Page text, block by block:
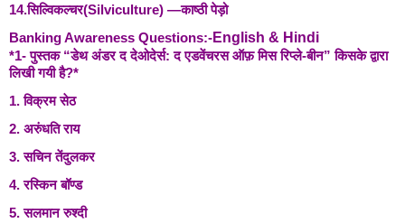
14.सिल्विकल्चर(Silviculture) —काष्ठी पेड़ो
Banking Awareness Questions:-English & Hindi
*1- पुस्तक “डेथ अंडर द देओदेर्स: द एडवेंचरस ऑफ़ मिस रिप्ले-बीन” किसके द्वारा
लिखी गयी है?*
1. विक्रम सेठ
2. अरुंधति राय
3. सचिन तेंदुलकर
4. रस्किन बॉण्ड
5. सलमान रुश्दी